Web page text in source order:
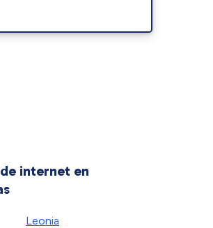
internet en
Leonia